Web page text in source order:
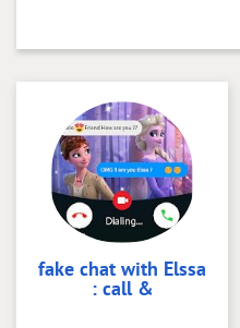
fake chat with Elssa
: call &